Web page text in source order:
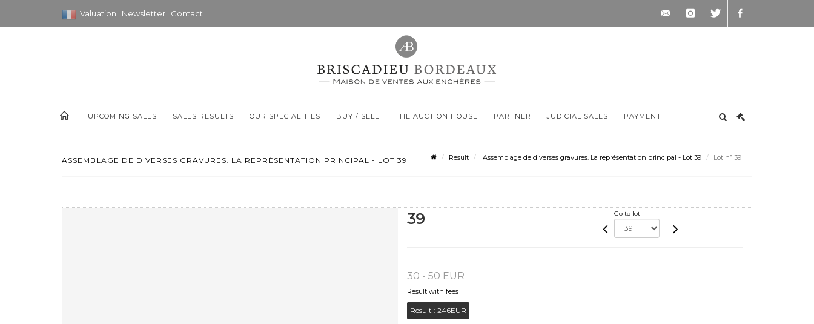
Valuation | Newsletter | Contact
UPCOMING SALES SALES RESULTS OUR SPECIALITIES BUY / SELL THE AUCTION HOUSE PARTNER JUDICIAL SALES PAYMENT
ASSEMBLAGE DE DIVERSES GRAVURES. LA REPRÉSENTATION PRINCIPAL - LOT 39 Result Assemblage de diverses gravures. La représentation principal - Lot 39 Lot n° 39
39 Go to lot
30 - 50 EUR
Result with fees
Result : 246EUR